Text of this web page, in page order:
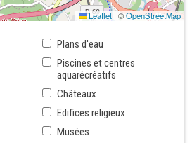
Leaflet | ©OpenStreetMap
Plans d'eau
Piscines et centres
aquarécréatifs
Châteaux
Edifices religieux
Musées